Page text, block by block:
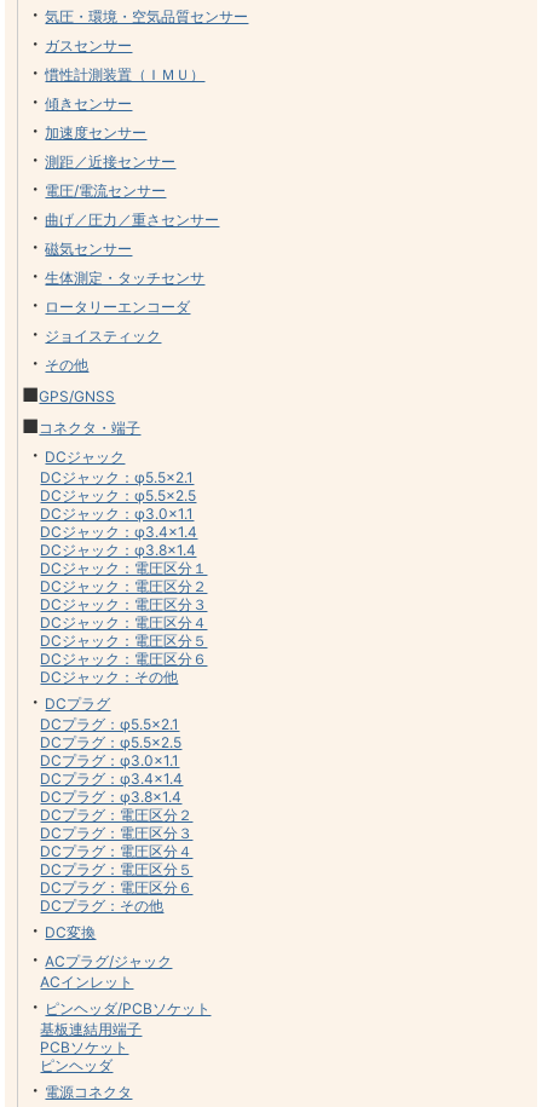
・気圧・環境・空気品質センサー
・ ガスセンサー
・慣性計測装置（ＩＭＵ）
・傾きセンサー
・加速度センサー
・測距／近接センサー
・ 電圧/電流センサー
・曲げ／圧力／重さセンサー
・磁気センサー
・生体測定・タッチセンサ
・ ロータリーエンコーダ
・ ジョイスティック
・ その他
■GPS/GNSS
■コネクタ・端子
・ DCジャック
DCジャック：φ5.5×2.1
DCジャック：φ5.5×2.5
DCジャック：φ3.0×1.1
DCジャック：φ3.4×1.4
DCジャック：φ3.8×1.4
DCジャック：電圧区分１
DCジャック：電圧区分２
DCジャック：電圧区分３
DCジャック：電圧区分４
DCジャック：電圧区分５
DCジャック：電圧区分６
DCジャック：その他
・ DCプラグ
DCプラグ：φ5.5×2.1
DCプラグ：φ5.5×2.5
DCプラグ：φ3.0×1.1
DCプラグ：φ3.4×1.4
DCプラグ：φ3.8×1.4
DCプラグ：電圧区分２
DCプラグ：電圧区分３
DCプラグ：電圧区分４
DCプラグ：電圧区分５
DCプラグ：電圧区分６
DCプラグ：その他
・ DC変換
・ACプラグ/ジャック
ACインレット
・ ピンヘッダ/PCBソケット
基板連結用端子
PCBソケット
ピンヘッダ
・ 電源コネクタ